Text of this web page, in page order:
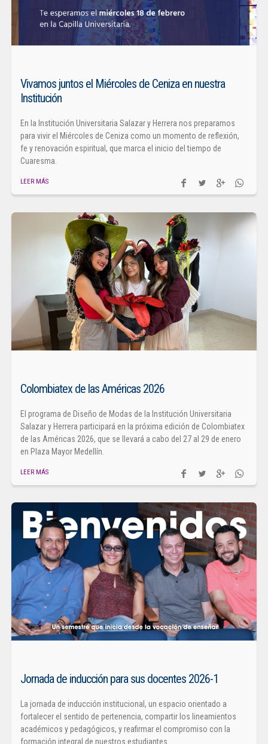
Vivamos juntos el Miércoles de Ceniza en nuestra
Institución
En la Institución Universitaria Salazar y Herrera nos preparamos
para vivir el Miércoles de Ceniza como un momento de reflexión,
fe y renovación espiritual, que marca el inicio del tiempo de
Cuaresma.
LEER MÁS
Colombiatex de las Américas 2026
El programa de Diseño de Modas de la Institución Universitaria
Salazar y Herrera participará en la próxima edición de Colombiatex
de las Américas 2026, que se llevará a cabo del 27 al 29 de enero
en Plaza Mayor Medellín.
LEER MÁS
Jornada de inducción para sus docentes 2026-1
La jornada de inducción institucional, un espacio orientado a
fortalecer el sentido de pertenencia, compartir los lineamientos
académicos y pedagógicos, y reafirmar el compromiso con la
formación integral de nuestros estudiantes.